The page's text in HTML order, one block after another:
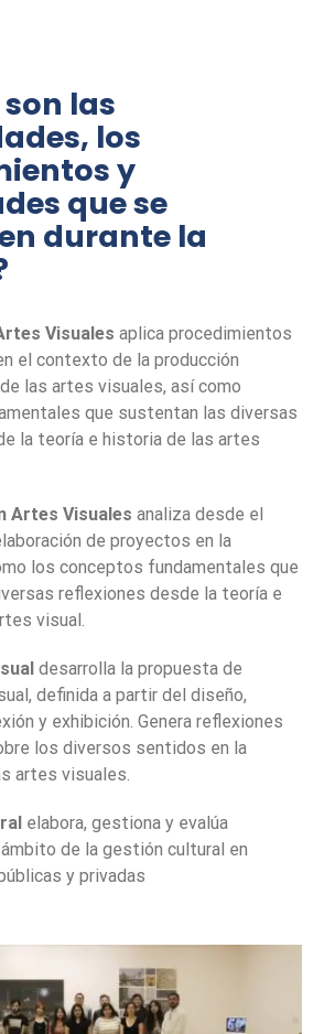
las
los
y
que se
durante la
Visuales aplica procedimientos
el contexto de la producción
las artes visuales, así como
que sustentan las diversas
la teoría e historia de las artes
Artes Visuales analiza desde el
de proyectos en la
los conceptos fundamentales que
reflexiones desde la teoría e
visual.
desarrolla la propuesta de
definida a partir del diseño,
y exhibición. Genera reflexiones
los diversos sentidos en la
artes visuales.
elabora, gestiona y evalúa
de la gestión cultural en
y privadas